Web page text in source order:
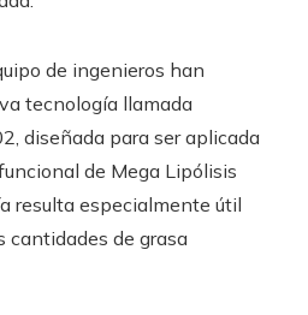
de ingenieros han
tecnología llamada
diseñada para ser aplicada
de Mega Lipólisis
resulta especialmente útil
cantidades de grasa